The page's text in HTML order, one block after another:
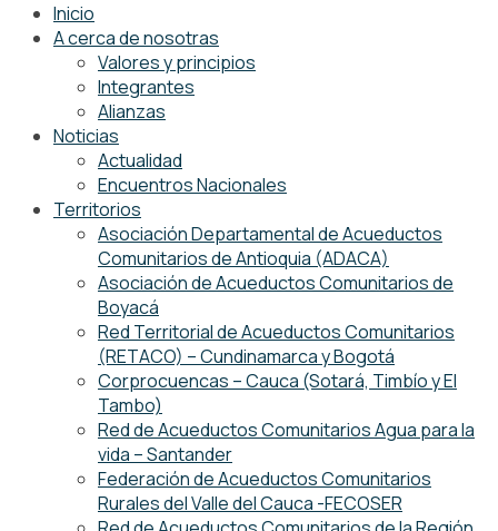
Inicio
A cerca de nosotras
Valores y principios
Integrantes
Alianzas
Noticias
Actualidad
Encuentros Nacionales
Territorios
Asociación Departamental de Acueductos
Comunitarios de Antioquia (ADACA)
Asociación de Acueductos Comunitarios de
Boyacá
Red Territorial de Acueductos Comunitarios
(RETACO) – Cundinamarca y Bogotá
Corprocuencas – Cauca (Sotará, Timbío y El
Tambo)
Red de Acueductos Comunitarios Agua para la
vida – Santander
Federación de Acueductos Comunitarios
Rurales del Valle del Cauca -FECOSER